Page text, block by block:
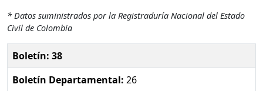
* Datos suministrados por la Registraduría Nacional del Estado
Civil de Colombia
Boletín: 38
Boletín Departamental: 26